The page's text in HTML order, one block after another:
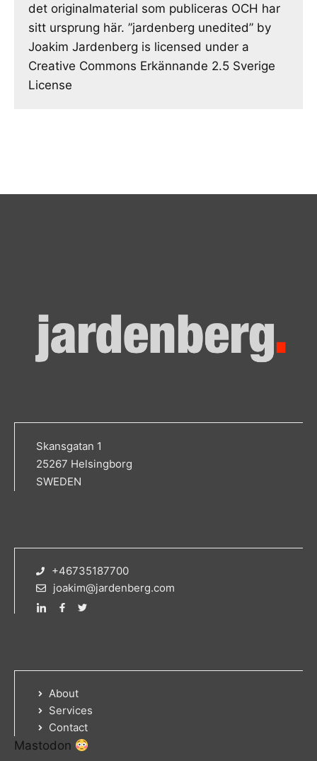
det originalmaterial som publiceras OCH har
sitt ursprung här. ”jardenberg unedited” by
Joakim Jardenberg is licensed under a
Creative Commons Erkännande 2.5 Sverige
License
Skansgatan 1
25267 Helsingborg
SWEDEN
+46735187700
joakim@jardenberg.com
About
Services
Contact
Mastodon